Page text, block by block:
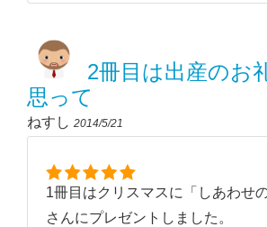
2冊目は出産のお
思って
ねすし 2014/5/21
1冊目はクリスマスに「しあわせ
さんにプレゼントしました。